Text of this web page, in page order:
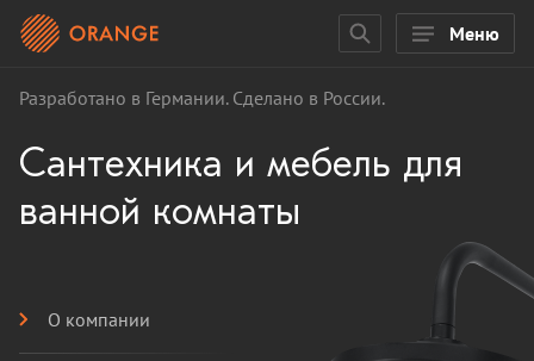
Разработано в Германии. Сделано в России.
Меню
Сантехника и мебель для
ванной комнаты
О компании